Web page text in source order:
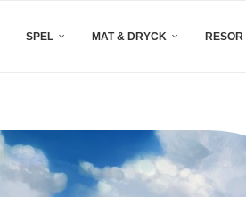
SPEL MAT & DRYCK RESOR